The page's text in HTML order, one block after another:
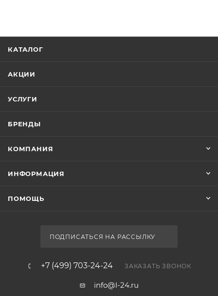
КАТАЛОГ
АКЦИИ
УСЛУГИ
БРЕНДЫ
КОМПАНИЯ
ИНФОРМАЦИЯ
ПОМОЩЬ
ПОДПИСАТЬСЯ НА РАССЫЛКУ
+7 (499) 703-24-24 ЗАКАЗАТЬ ЗВОНОК
info@l-24.ru